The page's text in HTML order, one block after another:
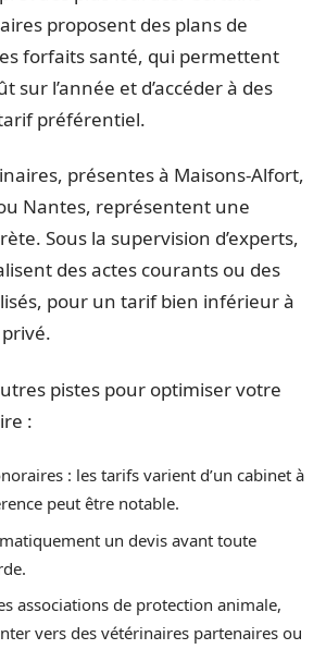
proposent des plans de
forfaits santé, qui permettent
sur l’année et d’accéder à des
préférentiel.
présentes à Maisons-Alfort,
Nantes, représentent une
Sous la supervision d’experts,
des actes courants ou des
pour un tarif bien inférieur à
pistes pour optimiser votre
:
: les tarifs varient d’un cabinet à
peut être notable.
un devis avant toute
associations de protection animale,
vers des vétérinaires partenaires ou